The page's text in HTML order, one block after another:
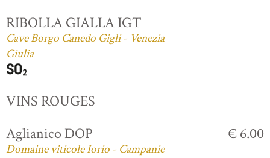
RIBOLLA GIALLA IGT
Cave Borgo Canedo Gigli - Venezia
Giulia
VINS ROUGES
Aglianico DOP
Domaine viticole Iorio - Campanie
€ 6.00